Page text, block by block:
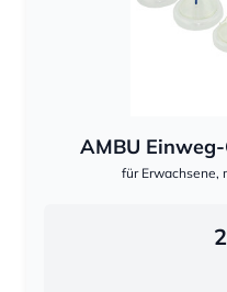
AMBU
für Erwachsene,